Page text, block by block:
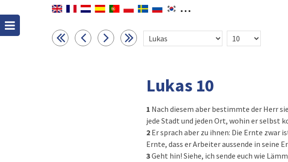
Lukas 10
1 Nach diesem aber bestimmte der Herr
jede Stadt und jeden Ort, wohin er selbst
2 Er sprach aber zu ihnen: Die Ernte zwar
Ernte, dass er Arbeiter aussende in seine
3Geht hin! Siehe, ich sende euch wie